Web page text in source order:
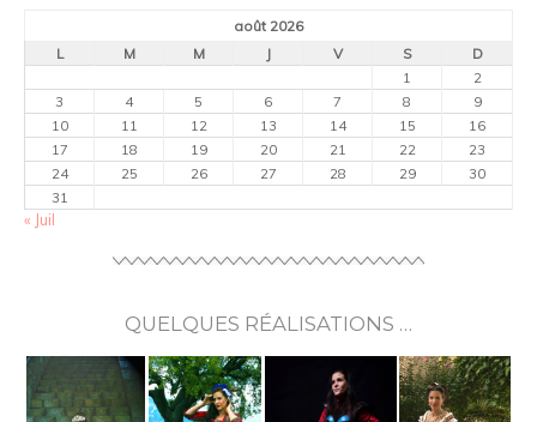
août 2026
L
M M J V S
D
1
2
3
4 5 6 7 8
9
10
11 12 13 14 15
16
17
18 19 20 21 22
23
24
25 26 27 28 29
30
31
« Juil
QUELQUES RÉALISATIONS …